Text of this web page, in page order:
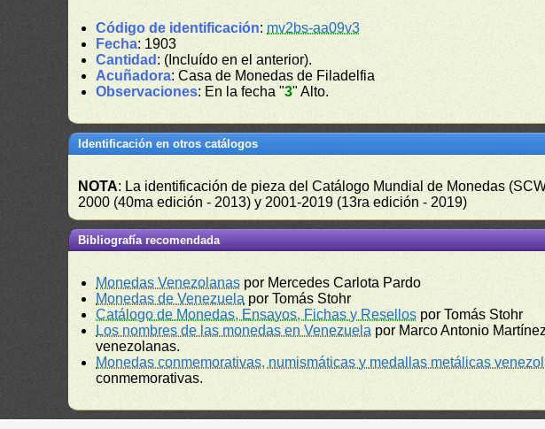
Código de identificación: mv2bs-aa09v3
Fecha: 1903
Cantidad : (Incluído en el anterior).
Acuñadora: Casa de Monedas de Filadelfia
Observaciones: En la fecha "3" Alto.
Identificación en otros catálogos
NOTA: La identificación de pieza del Catálogo Mundial de Monedas
2000 (40ma edición - 2013) y 2001-2019 (13ra edición - 2019)
Bibliografía recomendada
Monedas Venezolanas por Mercedes Carlota Pardo
Monedas de Venezuela por Tomás Stohr
Catálogo de Monedas, Ensayos, Fichas y Resellos por Tomás Stohr
Los nombres de las monedas en Venezuela por Marco Antonio
venezolanas.
Monedas conmemorativas, numismáticas y medallas metálicas
conmemorativas.